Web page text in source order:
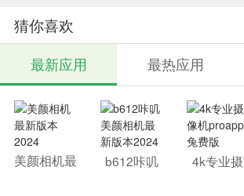
猜你喜欢
最新应用 最热应用
美颜相机最
新版本202
b612咔叽
美颜相机最
4k专业摄
像机proap